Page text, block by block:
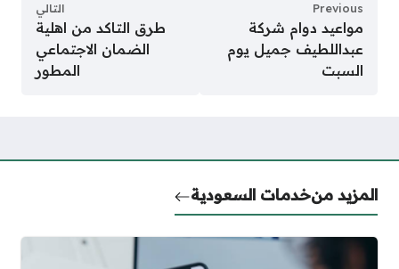
Previous
مواعيد دوام شركة
عبداللطيف جميل يوم
السبت
التالي
طرق التاكد من اهلية
الضمان الاجتماعي
المطور
المزيد منخدمات السعودية